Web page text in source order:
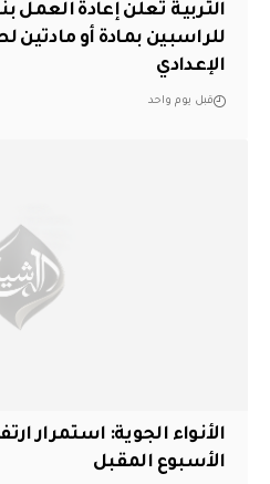
التربية تعلن إعادة العمل
للراسبين بمادة أو
الإعدادي
قبل يوم واحد
الأنواء الجوية: استمرار
الأسبوع المقبل